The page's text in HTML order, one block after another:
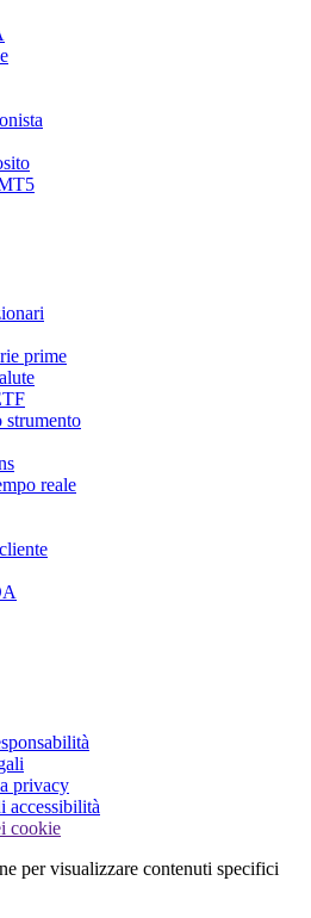
prime
strumento
reale
privacy
accessibilità
cookie
per visualizzare contenuti specifici